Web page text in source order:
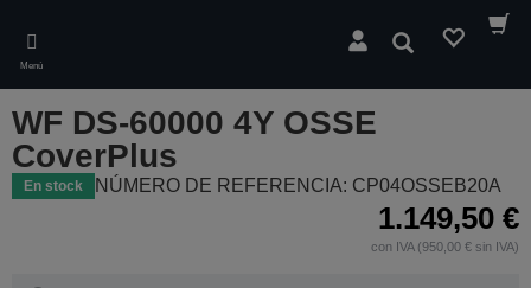
main
content
Menú
Buscar
WF DS-60000 4Y OSSE
CoverPlus
En stock NÚMERO DE REFERENCIA: CP04OSSEB20A
1.149,50 €
con IVA (950,00 € sin IVA)